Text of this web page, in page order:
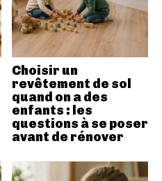
Choisir un
revêtement de sol
quand on a des
enfants : les
questions à se poser
avant de rénover